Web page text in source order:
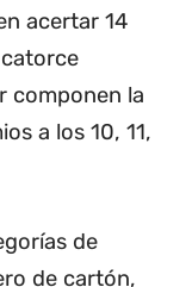
acertar 14
componen la
a los 10, 11,
de
de cartón,